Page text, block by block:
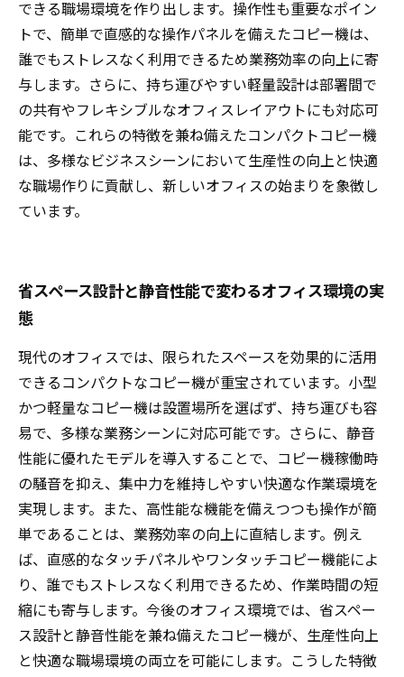
できる職場環境を作り出します。操作性も重要なポイン
トで、簡単で直感的な操作パネルを備えたコピー機は、
誰でもストレスなく利用できるため業務効率の向上に寄
与します。さらに、持ち運びやすい軽量設計は部署間で
の共有やフレキシブルなオフィスレイアウトにも対応可
能です。これらの特徴を兼ね備えたコンパクトコピー機
は、多様なビジネスシーンにおいて生産性の向上と快適
な職場作りに貢献し、新しいオフィスの始まりを象徴し
ています。
省スペース設計と静音性能で変わるオフィス環境の実
態
現代のオフィスでは、限られたスペースを効果的に活用
できるコンパクトなコピー機が重宝されています。小型
かつ軽量なコピー機は設置場所を選ばず、持ち運びも容
易で、多様な業務シーンに対応可能です。さらに、静音
性能に優れたモデルを導入することで、コピー機稼働時
の騒音を抑え、集中力を維持しやすい快適な作業環境を
実現します。また、高性能な機能を備えつつも操作が簡
単であることは、業務効率の向上に直結します。例え
ば、直感的なタッチパネルやワンタッチコピー機能によ
り、誰でもストレスなく利用できるため、作業時間の短
縮にも寄与します。今後のオフィス環境では、省スペー
ス設計と静音性能を兼ね備えたコピー機が、生産性向上
と快適な職場環境の両立を可能にします。こうした特徴